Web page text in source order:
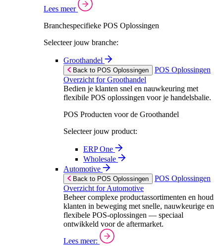
Lees meer
Branchespecifieke POS Oplossingen
Selecteer jouw branche:
Groothandel
Back to POS Oplossingen
POS Oplossingen
Overzicht for Groothandel
Bedien je klanten snel en nauwkeuring met
flexibile POS oplossingen voor je handelsbalie.
POS Producten voor de Groothandel
Selecteer jouw product:
ERP One
Wholesale
Automotive
Back to POS Oplossingen
POS Oplossingen
Overzicht for Automotive
Beheer complexe productassortimenten en houd
klanten in beweging met snelle, nauwkeurige en
flexibele POS-oplossingen — speciaal
ontwikkeld voor de aftermarket.
Lees meer: